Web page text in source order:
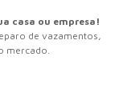
casa ou empresa!
de vazamentos,
mercado.